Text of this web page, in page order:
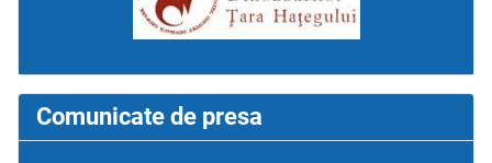
Comunicate de presa